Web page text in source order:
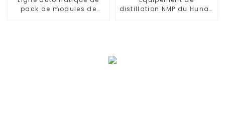
pack de modules de
distillation NMP du Hunan